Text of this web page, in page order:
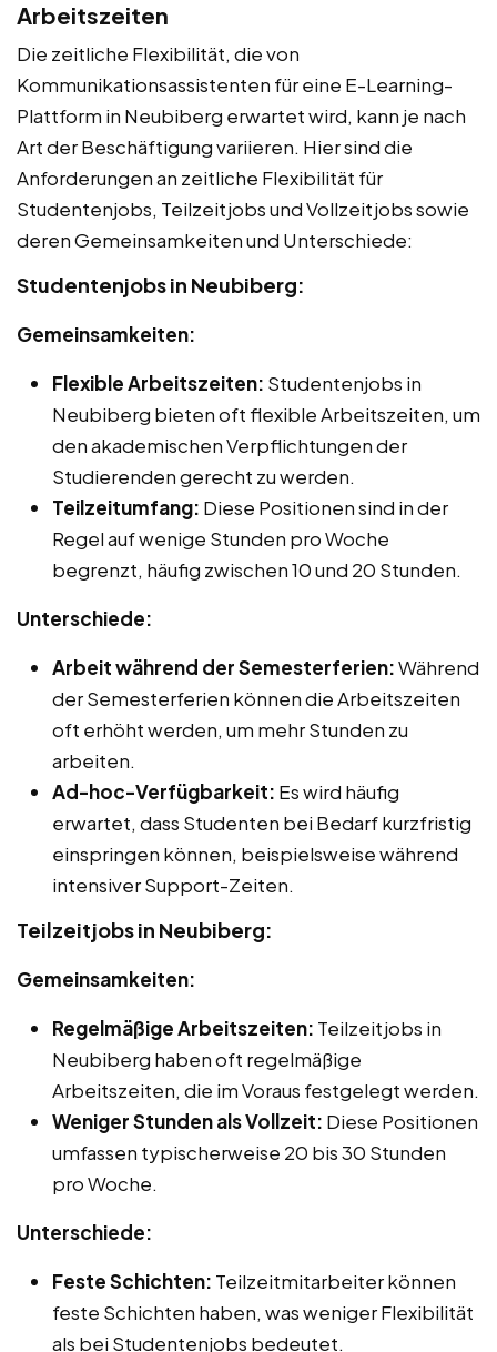
Arbeitszeiten
Die zeitliche Flexibilität, die von
Kommunikationsassistenten für eine E-Learning-
Plattform in Neubiberg erwartet wird, kann je nach
Art der Beschäftigung variieren. Hier sind die
Anforderungen an zeitliche Flexibilität für
Studentenjobs, Teilzeitjobs und Vollzeitjobs sowie
deren Gemeinsamkeiten und Unterschiede:
Studentenjobs in Neubiberg:
Gemeinsamkeiten:
Flexible Arbeitszeiten: Studentenjobs in
Neubiberg bieten oft flexible Arbeitszeiten, um
den akademischen Verpflichtungen der
Studierenden gerecht zu werden.
Teilzeitumfang: Diese Positionen sind in der
Regel auf wenige Stunden pro Woche
begrenzt, häufig zwischen 10 und 20 Stunden.
Unterschiede:
Arbeit während der Semesterferien:Während
der Semesterferien können die Arbeitszeiten
oft erhöht werden, um mehr Stunden zu
arbeiten.
Ad-hoc-Verfügbarkeit: Es wird häufig
erwartet, dass Studenten bei Bedarf kurzfristig
einspringen können, beispielsweise während
intensiver Support-Zeiten.
Teilzeitjobs in Neubiberg:
Gemeinsamkeiten:
Regelmäßige Arbeitszeiten: Teilzeitjobs in
Neubiberg haben oft regelmäßige
Arbeitszeiten, die im Voraus festgelegt werden.
Weniger Stunden als Vollzeit: Diese Positionen
umfassen typischerweise 20 bis 30 Stunden
pro Woche.
Unterschiede:
Feste Schichten: Teilzeitmitarbeiter können
feste Schichten haben, was weniger Flexibilität
als bei Studentenjobs bedeutet.